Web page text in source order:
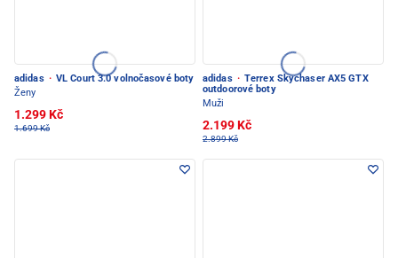
adidas · VL Court 3.0 volnočasové boty
Ženy
1.299 Kč
1.699 Kč
adidas · Terrex Skychaser AX5 GTX
outdoorové boty
Muži
2.199 Kč
2.899 Kč